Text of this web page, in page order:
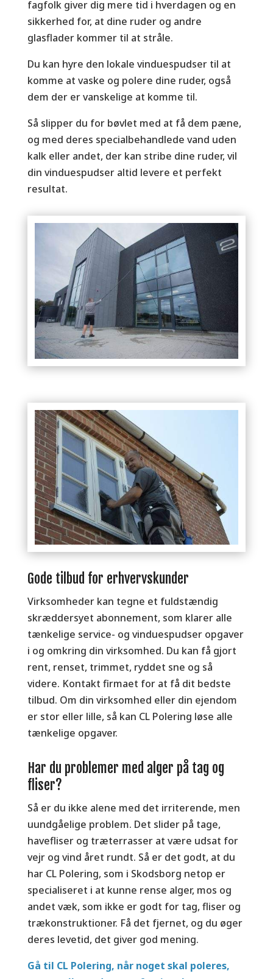
fagfolk giver dig mere tid i hverdagen og en
sikkerhed for, at dine ruder og andre
glasflader kommer til at stråle.
Du kan hyre den lokale vinduespudser til at
komme at vaske og polere dine ruder, også
dem der er vanskelige at komme til.
Så slipper du for bøvlet med at få dem pæne,
og med deres specialbehandlede vand uden
kalk eller andet, der kan stribe dine ruder, vil
din vinduespudser altid levere et perfekt
resultat.
Gode tilbud for erhvervskunder
Virksomheder kan tegne et fuldstændig
skræddersyet abonnement, som klarer alle
tænkelige service- og vinduespudser opgaver
i og omkring din virksomhed. Du kan få gjort
rent, renset, trimmet, ryddet sne og så
videre. Kontakt firmaet for at få dit bedste
tilbud. Om din virksomhed eller din ejendom
er stor eller lille, så kan CL Polering løse alle
tænkelige opgaver.
Har du problemer med alger på tag og
fliser?
Så er du ikke alene med det irriterende, men
uundgåelige problem. Det slider på tage,
havefliser og træterrasser at være udsat for
vejr og vind året rundt. Så er det godt, at du
har CL Polering, som i Skodsborg netop er
specialiseret i at kunne rense alger, mos og
andet væk, som ikke er godt for tag, fliser og
trækonstruktioner. Få det fjernet, og du øger
deres levetid, det giver god mening.
Gå til CL Polering, når noget skal poleres,